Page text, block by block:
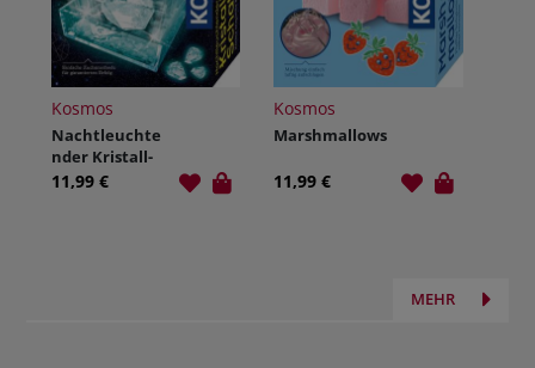
Kosmos
Nachtleuchte
nder Kristall-
Schatz
11,99 €
Kosmos
Marshmallows
11,99 €
MEHR